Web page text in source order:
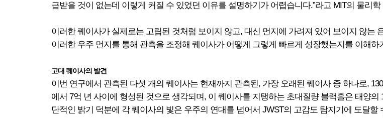
급받을 것이 없는데 이렇게 커질 수 있었던 이유를 설명하기가 어렵습니다.”라고 MIT의 물리
이러한 퀘이사가 실제로는 고립된 것처럼 보이지 않고, 대신 먼지에 가려져 있어 보이지 않는
이러한 우주 먼지를 통해 관측을 조정해 퀘이사가 어떻게 그렇게 빠르게 성장했는지를 이해하
고대 퀘이사의 발견
이번 연구에서 관측된 다섯 개의 퀘이사는 현재까지 관측된, 가장 오래된 퀘이사 중 하나로,
에서 7억 년 사이에 형성된 것으로 생각되며, 이 퀘이사를 지탱하는 초대질량 블랙홀은 태양
단적인 밝기 덕분에 각 퀘이사의 빛은 우주의 연대를 넘어서 JWST의 고감도 탐지기에 도달할